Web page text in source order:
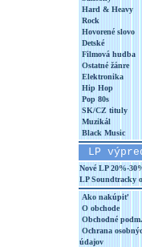
Hard & Heavy
Rock
Hovorené slovo
Detské
Filmová hudba
Ostatné žánre
Elektronika
Hip Hop
Pop 80s
SK/CZ tituly
Muzikál
Black Music
LP
Nové LP 20%-
LP Soundtracky
Ako nakúpiť
O obchode
Obchodné podm.
Ochrana
údajov